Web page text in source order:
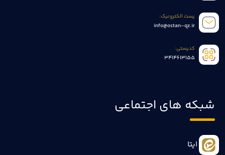
پست الکترونیک:
info@ostan-qz.ir
کدپستی:
3414613155
شبکه های اجتماعی
ایتا